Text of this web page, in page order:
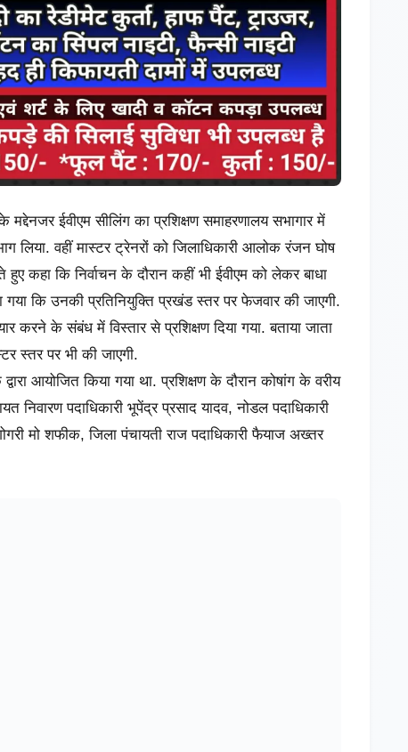
ईवीएम सीलिंग का प्रशिक्षण समाहरणालय सभागार में
लिया. वहीं मास्टर ट्रेनरों को जिलाधिकारी आलोक रंजन घोष
हुए कहा कि निर्वाचन के दौरान कहीं भी ईवीएम को लेकर बाधा
गया कि उनकी प्रतिनियुक्ति प्रखंड स्तर पर फेजवार की जाएगी.
करने के संबंध में विस्तार से प्रशिक्षण दिया गया. बताया जाता
स्तर पर भी की जाएगी.
आयोजित किया गया था. प्रशिक्षण के दौरान कोषांग के वरीय
निवारण पदाधिकारी भूपेंद्र प्रसाद यादव, नोडल पदाधिकारी
मो शफीक, जिला पंचायती राज पदाधिकारी फैयाज अख्तर